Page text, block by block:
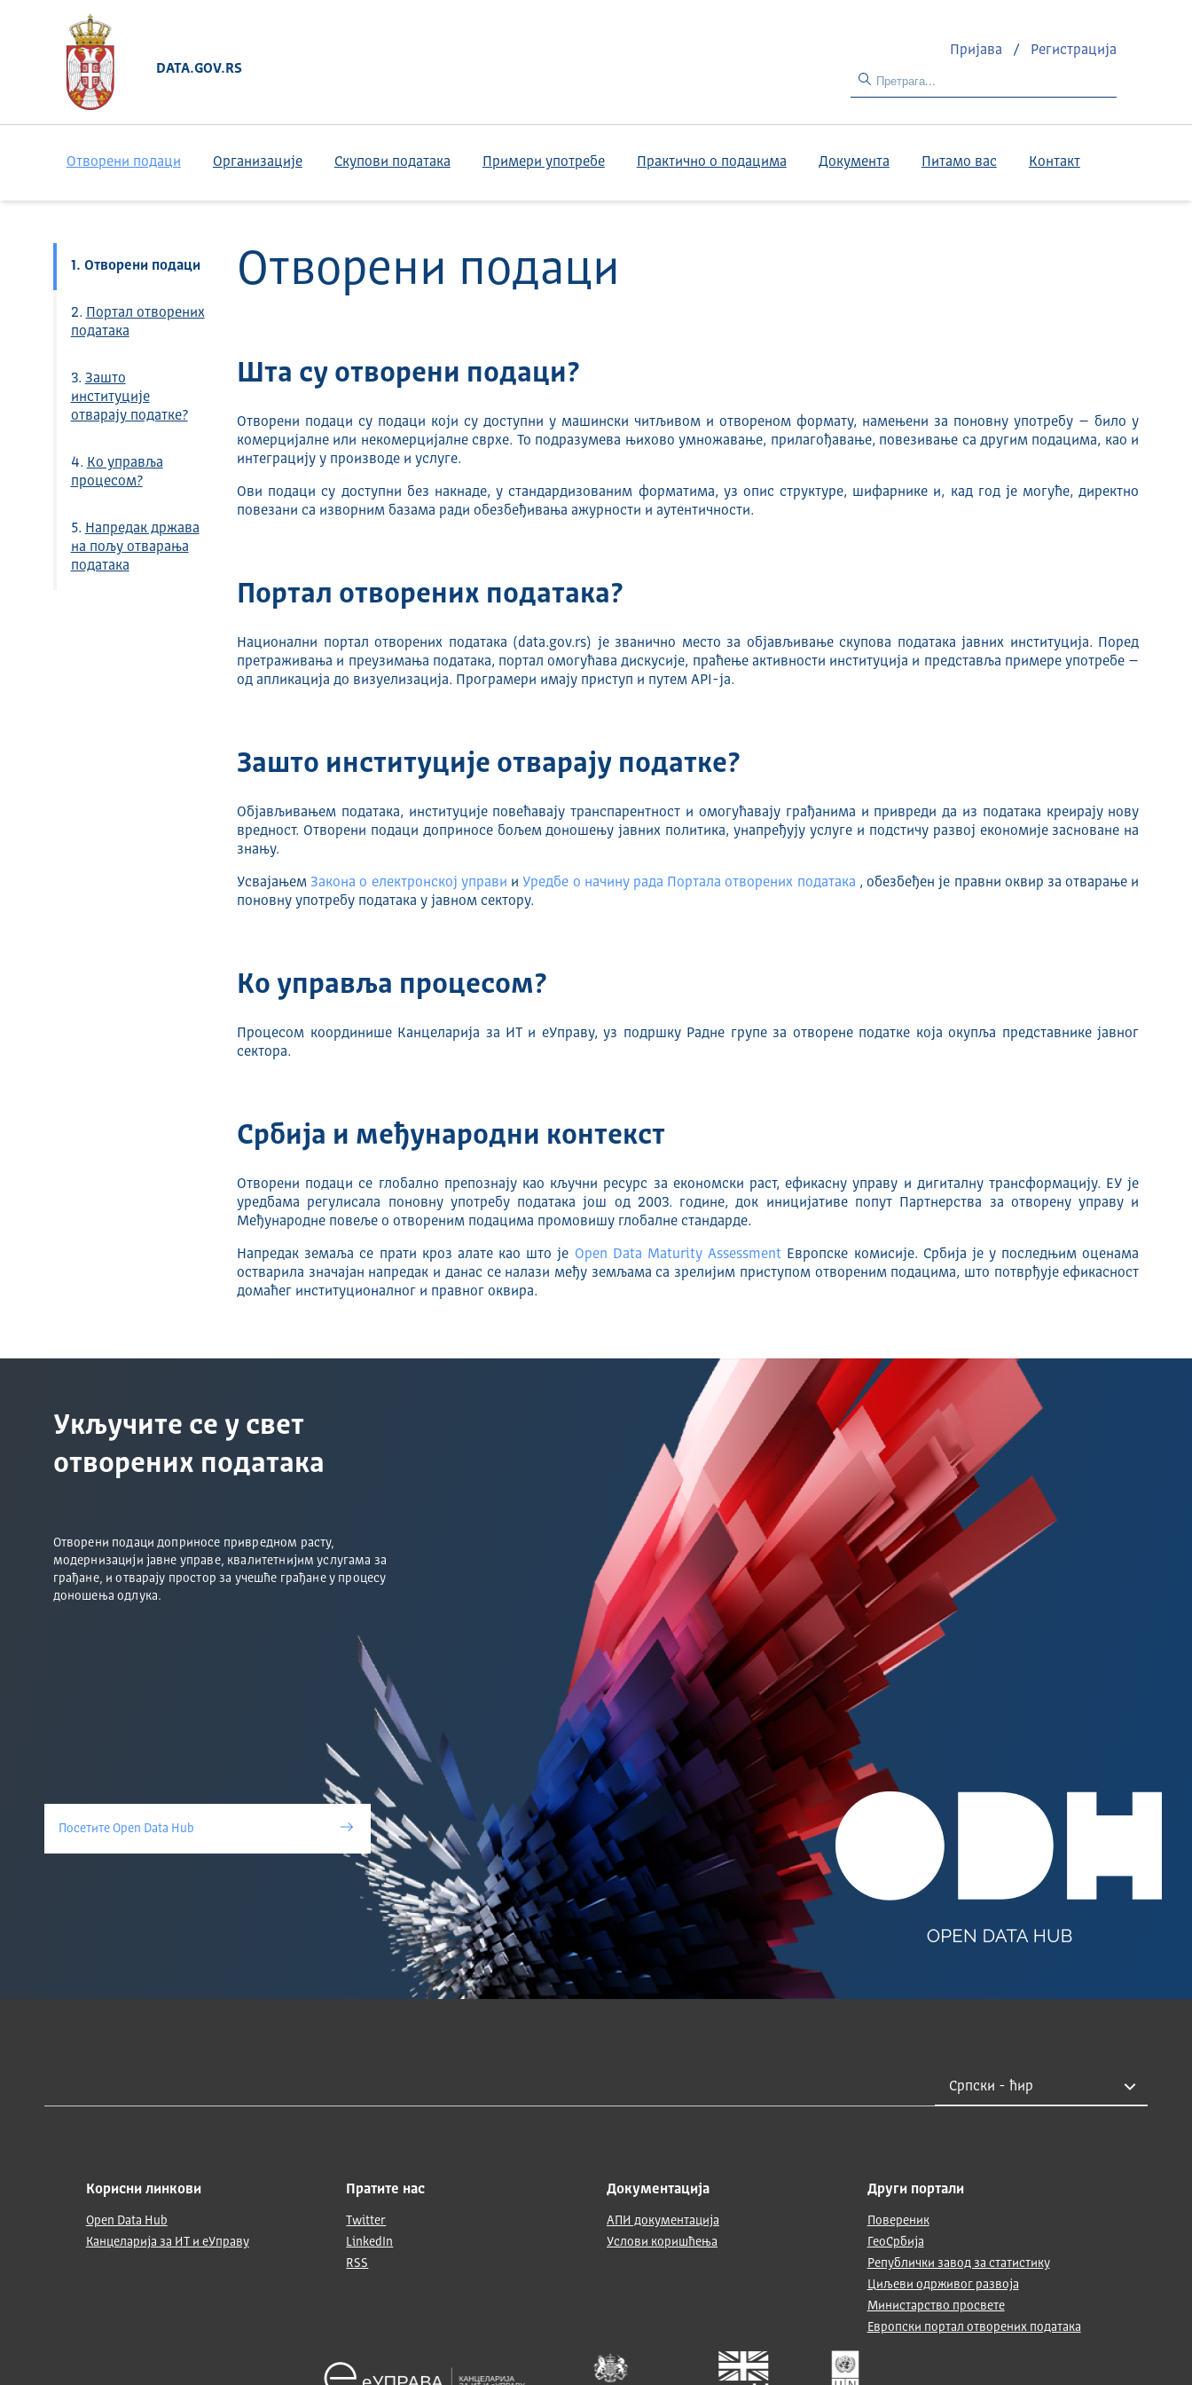
DATA.GOV.RS
Пријава / Регистрација
Отворени подаци Организације Скупови података Примери употребе Практично о подацима Документа Питамо вас Контакт
1. Отворени подаци
2. Портал отворених
података
3. Зашто
институције
отварају податке?
4. Ко управља
процесом?
5. Напредак држава
на пољу отварања
података
Отворени подаци
Шта су отворени подаци?
Отворени подаци су подаци који су доступни у машински читљивом и отвореном формату, намењени за поновну употребу – било у
комерцијалне или некомерцијалне сврхе. То подразумева њихово умножавање, прилагођавање, повезивање са другим подацима, као и
интеграцију у производе и услуге.
Ови подаци су доступни без накнаде, у стандардизованим форматима, уз опис структуре, шифарнике и, кад год је могуће, директно
повезани са изворним базама ради обезбеђивања ажурности и аутентичности.
Портал отворених података?
Национални портал отворених података (data.gov.rs) је званично место за објављивање скупова података јавних институција. Поред
претраживања и преузимања података, портал омогућава дискусије, праћење активности институција и представља примере употребе –
од апликација до визуелизација. Програмери имају приступ и путем API-ја.
Зашто институције отварају податке?
Објављивањем података, институције повећавају транспарентност и омогућавају грађанима и привреди да из података креирају нову
вредност. Отворени подаци доприносе бољем доношењу јавних политика, унапређују услуге и подстичу развој економије засноване на
знању.
УсвајањемЗакона о електронској управи и Уредбе о начину рада Портала отворених података , обезбеђен је правни оквир за отварање и
поновну употребу података у јавном сектору.
Ко управља процесом?
Процесом координише Канцеларија за ИТ и еУправу, уз подршку Радне групе за отворене податке која окупља представнике јавног
сектора.
Србија и међународни контекст
Отворени подаци се глобално препознају као кључни ресурс за економски раст, ефикасну управу и дигиталну трансформацију. ЕУ је
уредбама регулисала поновну употребу података још од 2003. године, док иницијативе попут Партнерства за отворену управу и
Међународне повеље о отвореним подацима промовишу глобалне стандарде.
Напредак земаља се прати кроз алате као што је Open Data Maturity Assessment
Европске комисије. Србија је у последњим оценама
остварила значајан напредак и данас се налази међу земљама са зрелијим приступом отвореним подацима, што потврђује ефикасност
домаћег институционалног и правног оквира.
Укључите се у свет
отворених података
Отворени подаци доприносе привредном расту,
модернизацији јавне управе, квалитетнијим услугама за
грађане, и отварају простор за учешће грађане у процесу
доношења одлука.
Посетите Open Data Hub
Корисни линкови
Open Data Hub
Канцеларија за ИТ и еУправу
Пратите нас
Twitter
LinkedIn
RSS
Документација
АПИ документација
Услови коришћења
Други портали
Повереник
ГеоСрбија
Републички завод за статистику
Циљеви одрживог развоја
Министарство просвете
Европски портал отворених података